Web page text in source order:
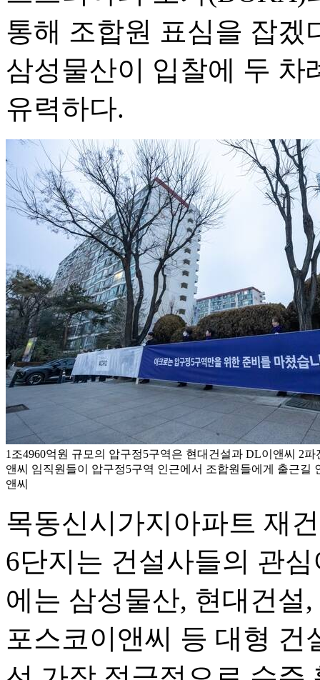
통해 조합원 표심을 잡겠
삼성물산이 입찰에 두 차
유력하다.
1조4960억원 규모의 압구정5구역은 현대건설과 DL이앤씨 2
앤씨 임직원들이 압구정5구역 인근에서 조합원들에게 출근길
앤씨
목동신시가지아파트 재
6단지는 건설사들의 관
에는 삼성물산, 현대건설
포스코이앤씨 등 대형 건